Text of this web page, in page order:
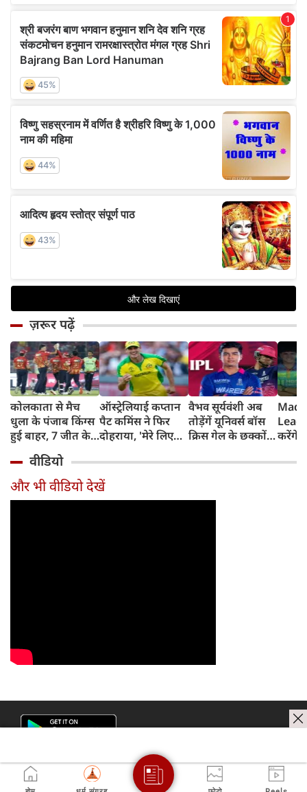
ज़रूर पढ़ें
कोलकाता से मैच
धुला के पंजाब किंग्स
हुई बाहर, 7 जीत के
ऑस्ट्रेलियाई कप्तान
पैट कमिंस ने फिर
दोहराया, 'मेरे लिए
वैभव सूर्यवंशी अब
तोड़ेंगें यूनिवर्स बॉस
क्रिस गेल के छक्कों
करेंगे
टीम में
वीडियो
और भी वीडियो देखें